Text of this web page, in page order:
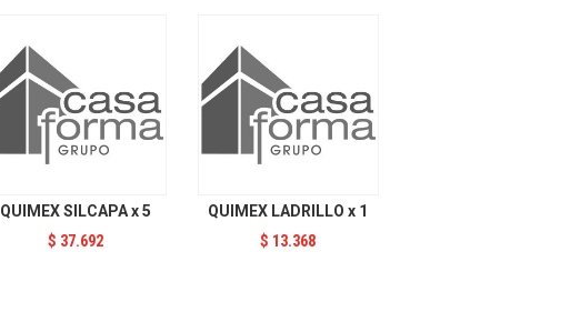
QUIMEX SILCAPA x 5
$ 37.692
QUIMEX LADRILLO x 1
$ 13.368